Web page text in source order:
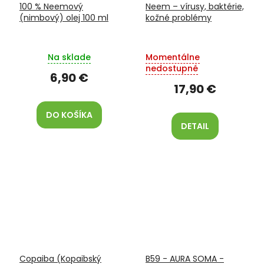
100 % Neemový
(nimbový) olej 100 ml
Na sklade
6,90 €
DO KOŠÍKA
Neem – vírusy, baktérie,
kožné problémy
Momentálne
nedostupné
17,90 €
DETAIL
Copaiba (Kopaibský
B59 - AURA SOMA -